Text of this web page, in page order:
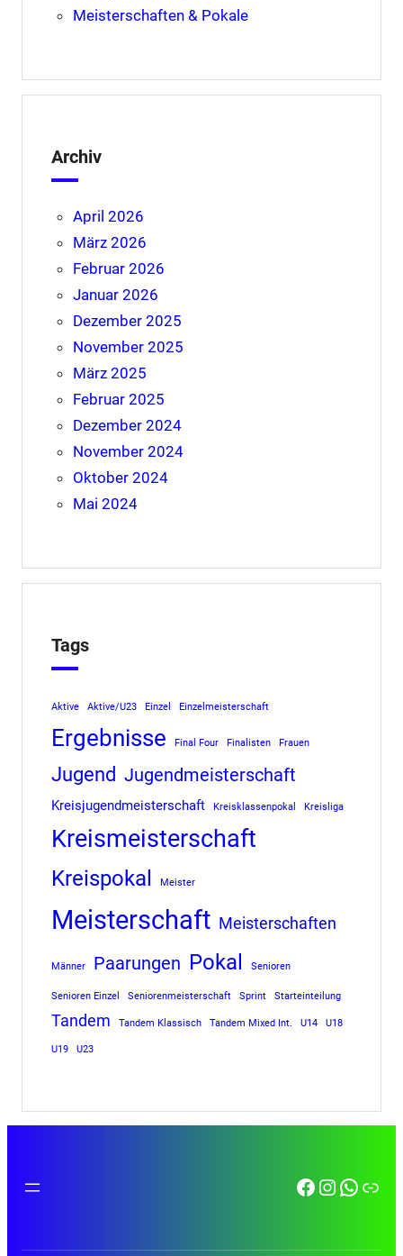
Meisterschaften & Pokale
Archiv
April 2026
März 2026
Februar 2026
Januar 2026
Dezember 2025
November 2025
März 2025
Februar 2025
Dezember 2024
November 2024
Oktober 2024
Mai 2024
Tags
Aktive Aktive/U23 Einzel Einzelmeisterschaft
Ergebnisse Final Four Finalisten Frauen
Jugend Jugendmeisterschaft
Kreisjugendmeisterschaft Kreisklassenpokal Kreisliga
Kreismeisterschaft
Kreispokal Meister
Meisterschaft Meisterschaften
Männer Paarungen Pokal Senioren
Senioren Einzel Seniorenmeisterschaft Sprint Starteinteilung
Tandem Tandem Klassisch Tandem Mixed Int. U14 U18
U19 U23
Facebook
Link